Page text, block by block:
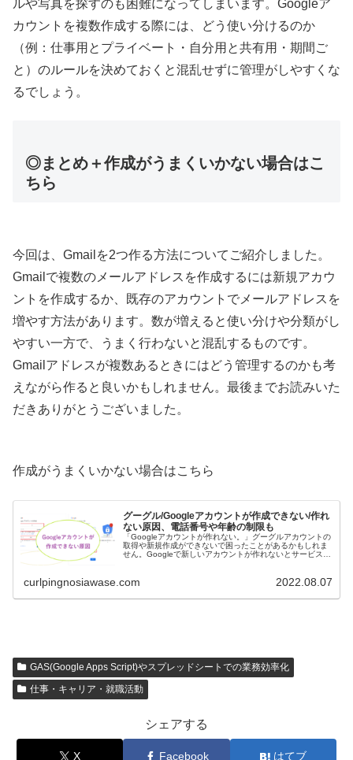
ルや写真を探すのも困難になってしまいます。Googleア
カウントを複数作成する際には、どう使い分けるのか
（例：仕事用とプライベート・自分用と共有用・期間ご
と）のルールを決めておくと混乱せずに管理がしやすくな
るでしょう。
◎まとめ＋作成がうまくいかない場合はこ
ちら
今回は、Gmailを2つ作る方法についてご紹介しました。
Gmailで複数のメールアドレスを作成するには新規アカウ
ントを作成するか、既存のアカウントでメールアドレスを
増やす方法があります。数が増えると使い分けや分類がし
やすい一方で、うまく行わないと混乱するものです。
Gmailアドレスが複数あるときにはどう管理するのかも考
えながら作ると良いかもしれません。最後までお読みいた
だきありがとうございました。
作成がうまくいかない場合はこちら
グーグル/Googleアカウントが作成できない/作れ
ない原因、電話番号や年齢の制限も
「Googleアカウントが作れない。」グーグルアカウントの
取得や新規作成ができないで困ったことがあるかもしれま
せん。Googleで新しいアカウントが作れないとサービスの
curlpingnosiawase.com 2022.08.07
GAS(Google Apps Script)やスプレッドシートでの業務効率化
仕事・キャリア・就職活動
シェアする
X Facebook はてブ